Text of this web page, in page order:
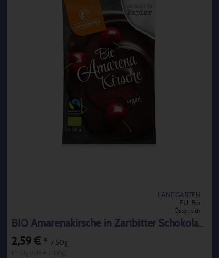
LANDGARTEN
EU-Bio
Österreich
BIO Amarenakirsche in Zartbitter Schokolade
2,59 € * / 50g